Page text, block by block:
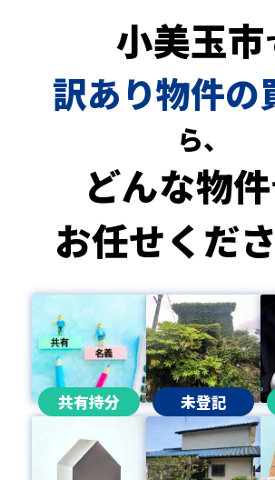
小美玉市
訳あり物件の
ら、
どんな物件
お任せくださ
共有持分 未登記